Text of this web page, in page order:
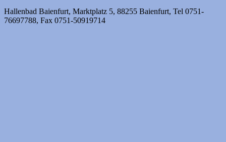
Hallenbad Baienfurt, Marktplatz 5, 88255 Baienfurt, Tel 0751-
76697788, Fax 0751-50919714